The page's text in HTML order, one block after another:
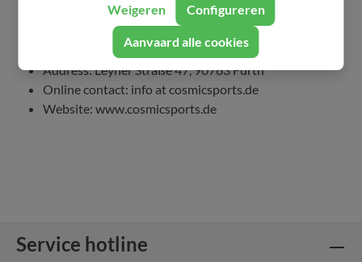
Company: Cosmic Sports GmbH
Name of Designated Agent: Gerhard Schwarz
Address: Leyher Straße 47, 90763 Fürth
Online contact: info at cosmicsports.de
Website: www.cosmicsports.de
Service hotline
Weigeren Configureren
Aanvaard alle cookies